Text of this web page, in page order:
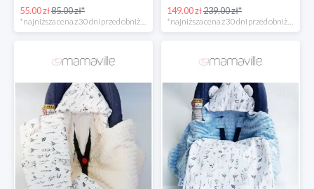
55.00 zł85.00 zł*
*najniższa cena z 30 dni przed obniżką
149.00 zł239.00 zł*
*najniższa cena z 30 dni przed obniżką